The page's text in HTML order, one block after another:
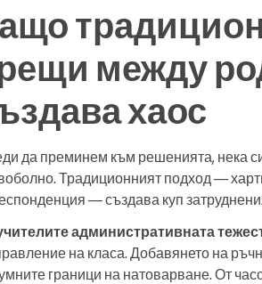
между
хаос
да преминем към решенията, нека
Традиционният подход —
— създава куп
административната
на класа. Добавянето на
граници на натоварване. От